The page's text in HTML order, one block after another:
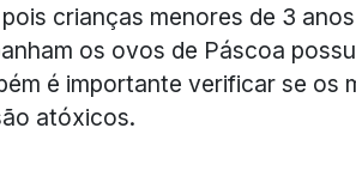
crianças menores de 3
os ovos de Páscoa
é importante verificar se os
atóxicos.